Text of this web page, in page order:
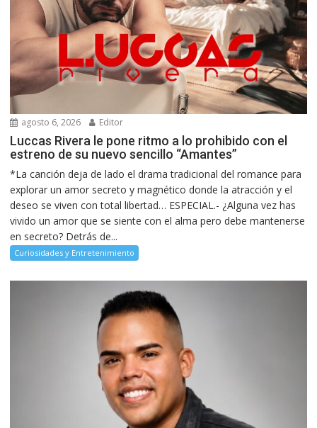
agosto 6, 2026 Editor
Luccas Rivera le pone ritmo a lo prohibido con el
estreno de su nuevo sencillo “Amantes”
*La canción deja de lado el drama tradicional del romance para
explorar un amor secreto y magnético donde la atracción y el
deseo se viven con total libertad… ESPECIAL.- ¿Alguna vez has
vivido un amor que se siente con el alma pero debe mantenerse
en secreto? Detrás de...
Curiosidades y Entretenimiento